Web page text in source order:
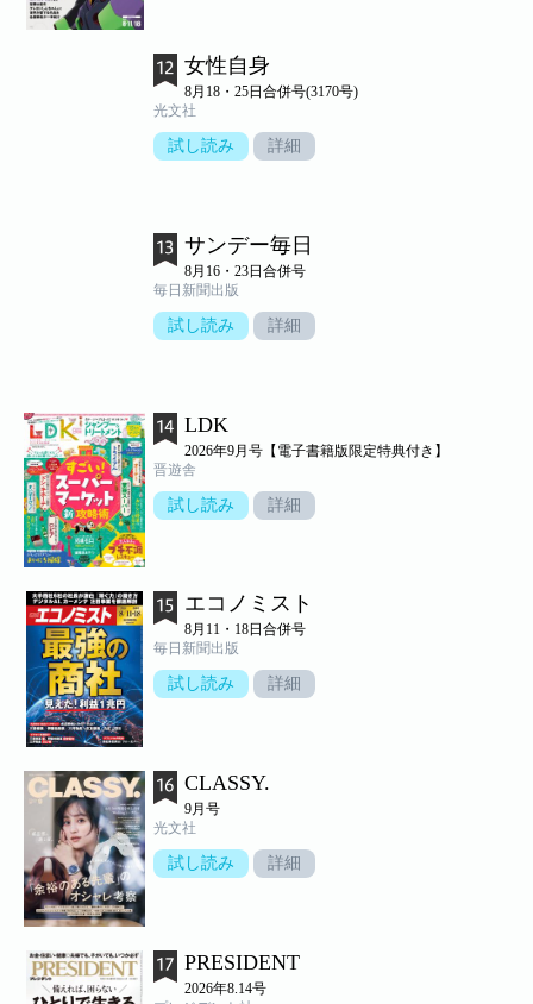
女性自身
8月18・25日合併号(3170号)
光文社
試し読み 詳細
サンデー毎日
8月16・23日合併号
毎日新聞出版
試し読み 詳細
LDK
2026年9月号【電子書籍版限定特典付き】
晋遊舎
試し読み 詳細
エコノミスト
8月11・18日合併号
毎日新聞出版
試し読み 詳細
CLASSY.
9月号
光文社
試し読み 詳細
PRESIDENT
2026年8.14号